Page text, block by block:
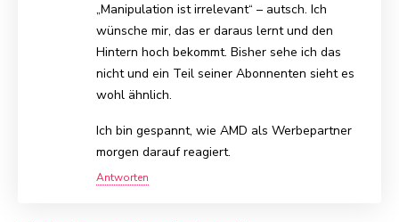
„Manipulation ist irrelevant“ – autsch. Ich
wünsche mir, das er daraus lernt und den
Hintern hoch bekommt. Bisher sehe ich das
nicht und ein Teil seiner Abonnenten sieht es
wohl ähnlich.
Ich bin gespannt, wie AMD als Werbepartner
morgen darauf reagiert.
Antworten